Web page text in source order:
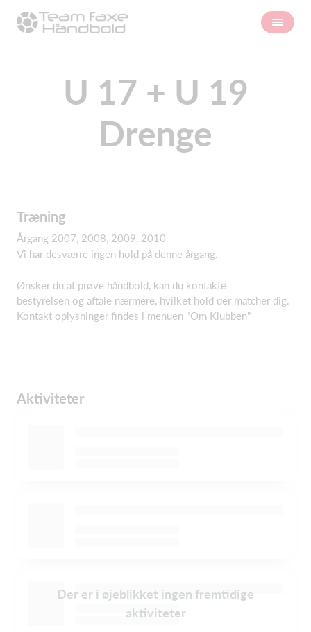
U 17 + U 19
Drenge
Træning
Årgang 2007, 2008, 2009, 2010
Vi har desværre ingen hold på denne årgang.
Ønsker du at prøve håndbold, kan du kontakte
bestyrelsen og aftale nærmere, hvilket hold der matcher dig.
Kontakt oplysninger findes i menuen "Om Klubben"
Aktiviteter
Der er i øjeblikket ingen fremtidige
aktiviteter